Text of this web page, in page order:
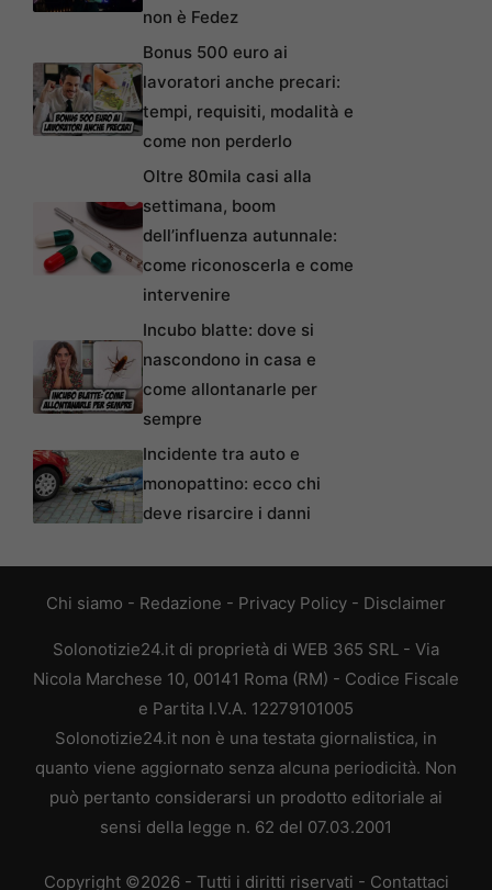
non è Fedez
Bonus 500 euro ai
lavoratori anche precari:
tempi, requisiti, modalità e
come non perderlo
Oltre 80mila casi alla
settimana, boom
dell’influenza autunnale:
come riconoscerla e come
intervenire
Incubo blatte: dove si
nascondono in casa e
come allontanarle per
sempre
Incidente tra auto e
monopattino: ecco chi
deve risarcire i danni
Chi siamo - Redazione - Privacy Policy - Disclaimer
Solonotizie24.it di proprietà di WEB 365 SRL - Via
Nicola Marchese 10, 00141 Roma (RM) - Codice Fiscale
e Partita I.V.A. 12279101005
Solonotizie24.it non è una testata giornalistica, in
quanto viene aggiornato senza alcuna periodicità. Non
può pertanto considerarsi un prodotto editoriale ai
sensi della legge n. 62 del 07.03.2001
Copyright ©2026 - Tutti i diritti riservati - Contattaci